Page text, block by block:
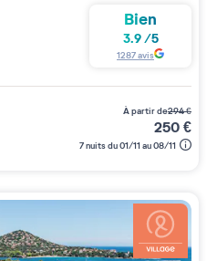
Bien
3.9/5
1287avis
à partir de294€
250€
7 nuits du 01/11 au 08/11